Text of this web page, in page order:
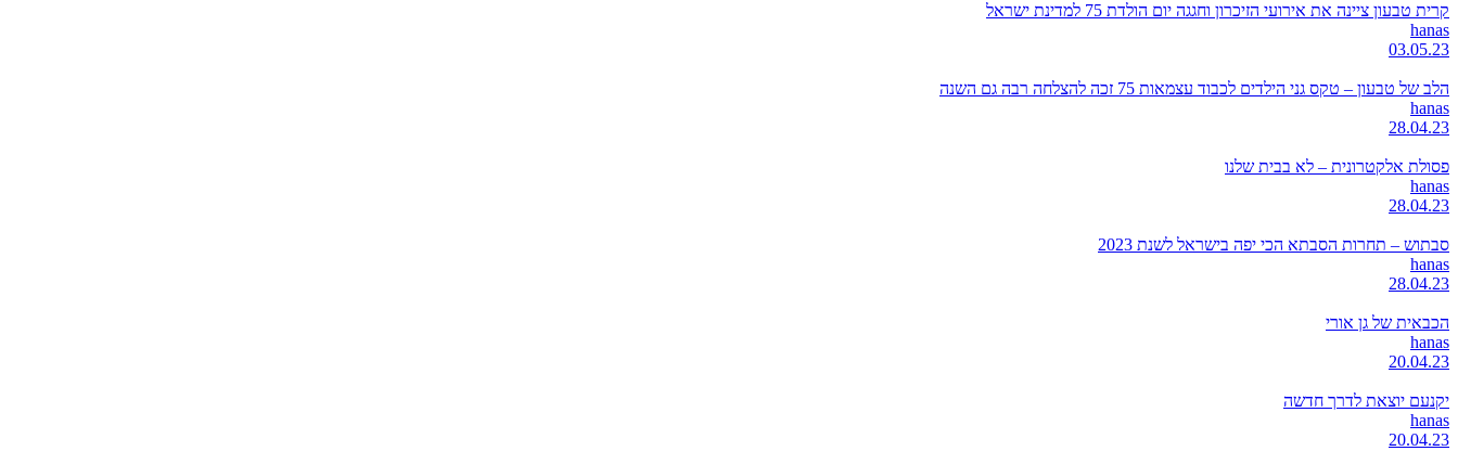
קרית טבעון ציינה את אירועי הזיכרון וחגגה יום הולדת 75 למדינת ישראל
hanas
03.05.23
הלב של טבעון – טקס גני הילדים לכבוד עצמאות 75 זכה להצלחה רבה גם השנה
hanas
28.04.23
פסולת אלקטרונית – לא בבית שלנו
hanas
28.04.23
סבתוש – תחרות הסבתא הכי יפה בישראל לשנת 2023
hanas
28.04.23
הכבאית של גן אורי
hanas
20.04.23
יקנעם יוצאת לדרך חדשה
hanas
20.04.23